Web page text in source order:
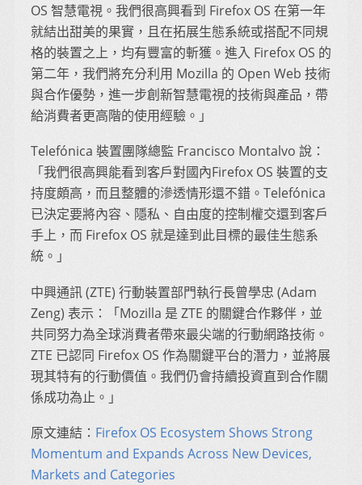
OS 智慧電視。我們很高興看到 Firefox OS 在第一年
就結出甜美的果實，且在拓展生態系統或搭配不同規
格的裝置之上，均有豐富的斬獲。進入 Firefox OS 的
第二年，我們將充分利用 Mozilla 的 Open Web 技術
與合作優勢，進一步創新智慧電視的技術與產品，帶
給消費者更高階的使用經驗。」
Telefónica 裝置團隊總監 Francisco Montalvo 說：
「我們很高興能看到客戶對國內Firefox OS 裝置的支
持度頗高，而且整體的滲透情形還不錯。Telefónica
已決定要將內容、隱私、自由度的控制權交還到客戶
手上，而 Firefox OS 就是達到此目標的最佳生態系
統。」
中興通訊 (ZTE) 行動裝置部門執行長曾學忠 (Adam
Zeng) 表示：「Mozilla 是 ZTE 的關鍵合作夥伴，並
共同努力為全球消費者帶來最尖端的行動網路技術。
ZTE 已認同 Firefox OS 作為關鍵平台的潛力，並將展
現其特有的行動價值。我們仍會持續投資直到合作關
係成功為止。」
原文連結： Firefox OS Ecosystem Shows Strong
Momentum and Expands Across New Devices,
Markets and Categories